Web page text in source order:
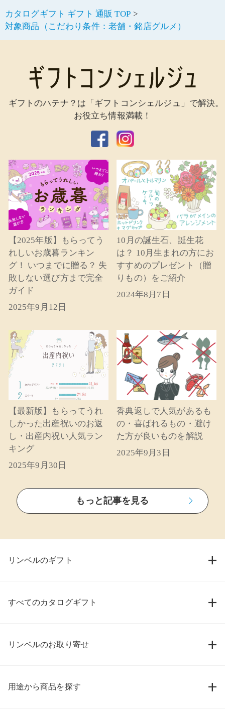
カタログギフト ギフト 通販 TOP
対象商品（こだわり条件：老舗・銘店グルメ）
ギフトのハテナ？は「ギフトコンシェルジュ」で解決。
お役立ち情報満載！
【2025年版】もらってう
れしいお歳暮ランキン
グ！ いつまでに贈る？ 失
敗しない選び方まで完全
ガイド
2025年9月12日
10月の誕生石、誕生花
は？ 10月生まれの方にお
すすめのプレゼント（贈
りもの）をご紹介
2024年8月7日
【最新版】もらってうれ
しかった出産祝いのお返
し・出産内祝い人気ラン
キング
2025年9月30日
香典返しで人気があるも
の・喜ばれるもの・避け
た方が良いものを解説
2025年9月3日
もっと記事を見る
リンベルのギフト
すべてのカタログギフト
リンベルのお取り寄せ
用途から商品を探す